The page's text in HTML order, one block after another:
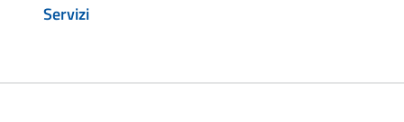
Servizi